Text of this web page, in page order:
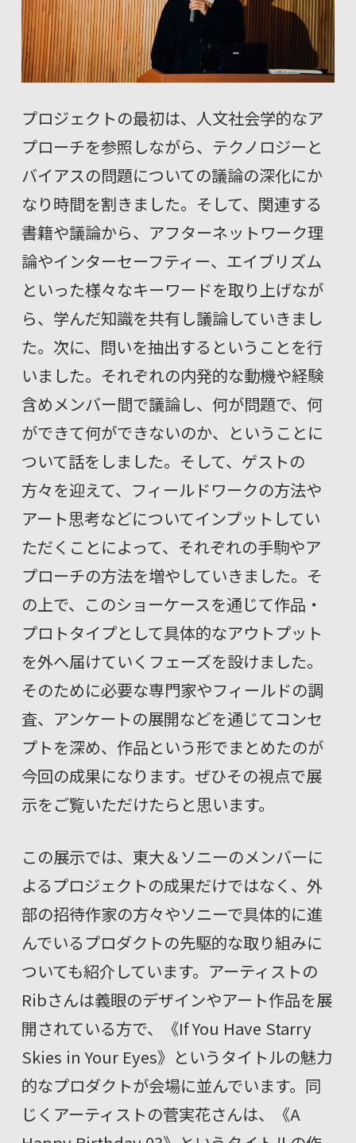
プロジェクトの最初は、人文社会学的なア
プローチを参照しながら、テクノロジーと
バイアスの問題についての議論の深化にか
なり時間を割きました。そして、関連する
書籍や議論から、アフターネットワーク理
論やインターセーフティー、エイブリズム
といった様々なキーワードを取り上げなが
ら、学んだ知識を共有し議論していきまし
た。次に、問いを抽出するということを行
いました。それぞれの内発的な動機や経験
含めメンバー間で議論し、何が問題で、何
ができて何ができないのか、ということに
ついて話をしました。そして、ゲストの
方々を迎えて、フィールドワークの方法や
アート思考などについてインプットしてい
ただくことによって、それぞれの手駒やア
プローチの方法を増やしていきました。そ
の上で、このショーケースを通じて作品・
プロトタイプとして具体的なアウトプット
を外へ届けていくフェーズを設けました。
そのために必要な専門家やフィールドの調
査、アンケートの展開などを通じてコンセ
プトを深め、作品という形でまとめたのが
今回の成果になります。ぜひその視点で展
示をご覧いただけたらと思います。
この展示では、東大＆ソニーのメンバーに
よるプロジェクトの成果だけではなく、外
部の招待作家の方々やソニーで具体的に進
んでいるプロダクトの先駆的な取り組みに
ついても紹介しています。アーティストの
Ribさんは義眼のデザインやアート作品を展
開されている方で、《If You Have Starry
Skies in Your Eyes》というタイトルの魅力
的なプロダクトが会場に並んでいます。同
じくアーティストの菅実花さんは、《A